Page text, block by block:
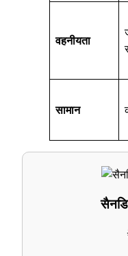
वहनीयता
सामान